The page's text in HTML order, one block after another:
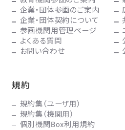
企業・団体参画のご案内
企業・団体契約について
参画機関用管理ページ
よくある質問
お問い合わせ
規約
規約集（ユーザ用）
規約集（機関用）
個別機関Box利用規約